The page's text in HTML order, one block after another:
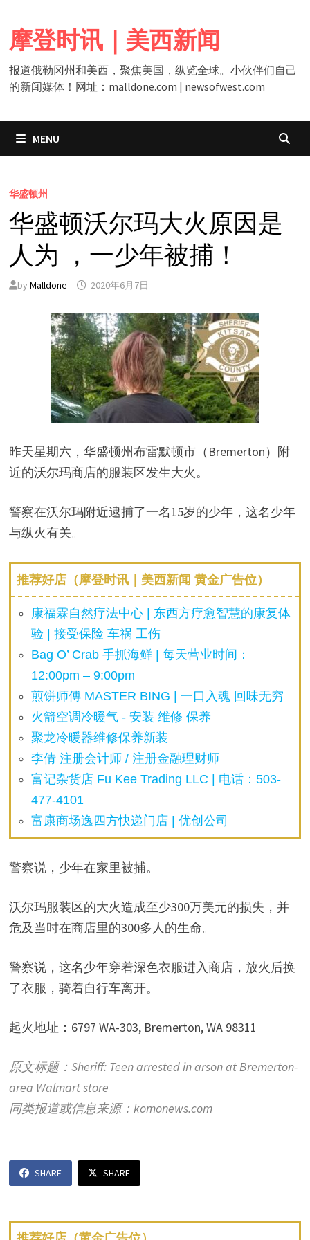
content
摩登时讯｜美西新闻
报道俄勒冈州和美西，聚焦美国，纵览全球。小伙伴们自己
的新闻媒体！网址：malldone.com | newsofwest.com
MENU
华盛顿州
华盛顿沃尔玛大火原因是
人为 ，一少年被捕！
by Malldone 2020年6月7日
昨天星期六，华盛顿州布雷默顿市（Bremerton）附
近的沃尔玛商店的服装区发生大火。
警察在沃尔玛附近逮捕了一名15岁的少年，这名少年
与纵火有关。
推荐好店（摩登时讯｜美西新闻 黄金广告位）
康福霖自然疗法中心 | 东西方疗愈智慧的康复体
验 | 接受保险 车祸 工伤
Bag O’ Crab 手抓海鲜 | 每天营业时间：
12:00pm – 9:00pm
煎饼师傅 MASTER BING | 一口入魂 回味无穷
火箭空调冷暖气 - 安装 维修 保养
聚龙冷暖器维修保养新装
李倩 注册会计师 / 注册金融理财师
富记杂货店 Fu Kee Trading LLC | 电话：503-
477-4101
富康商场逸四方快递门店 | 优创公司
警察说，少年在家里被捕。
沃尔玛服装区的大火造成至少300万美元的损失，并
危及当时在商店里的300多人的生命。
警察说，这名少年穿着深色衣服进入商店，放火后换
了衣服，骑着自行车离开。
起火地址：6797 WA-303, Bremerton, WA 98311
原文标题：Sheriff: Teen arrested in arson at Bremerton-
area Walmart store
同类报道或信息来源：komonews.com
SHARE SHARE